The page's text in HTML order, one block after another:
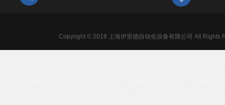
Copyright © 2018 上海伊里德自动化设备有限公司 All Rights